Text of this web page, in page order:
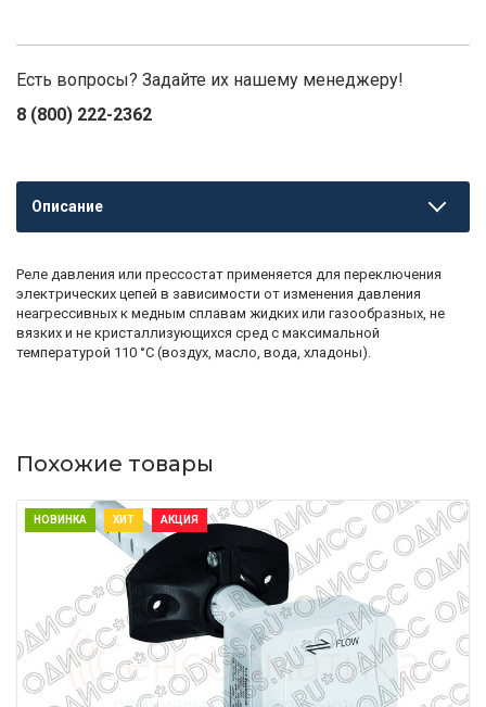
Есть вопросы? Задайте их нашему менеджеру!
8 (800) 222-2362
Описание
Реле давления или прессостат применяется для переключения
электрических цепей в зависимости от изменения давления
неагрессивных к медным сплавам жидких или газообразных, не
вязких и не кристаллизующихся сред с максимальной
температурой 110 °C (воздух, масло, вода, хладоны).
Похожие товары
НОВИНКА ХИТ АКЦИЯ
ПОДРОБНЕЕ